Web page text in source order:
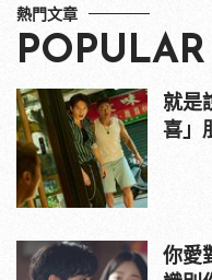
熱門文章
POPULAR
就是
喜」
你愛